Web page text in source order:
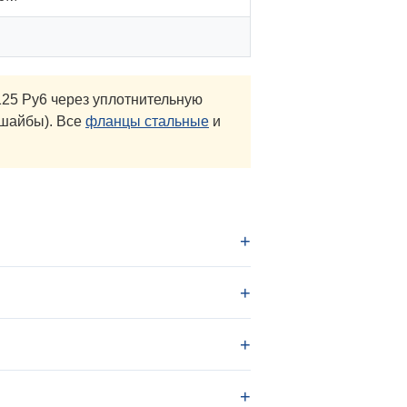
Ру6 через уплотнительную
Все фланцы стальные и